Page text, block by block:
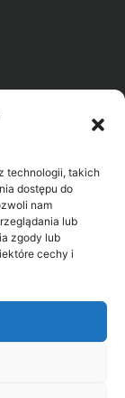
technologii, takich
dostępu do
nam
lub
zgody lub
cechy i